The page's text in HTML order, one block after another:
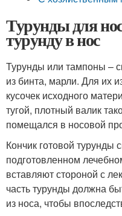
Турунды для
турунду в нос
Турунды или тампоны –
из бинта, марли. Для их
кусочек исходного
тугой, плотный валик
помещался в носовой
Кончик готовой турунды
подготовленном
вставляют стороной с
часть турунды должна
из носа, чтобы